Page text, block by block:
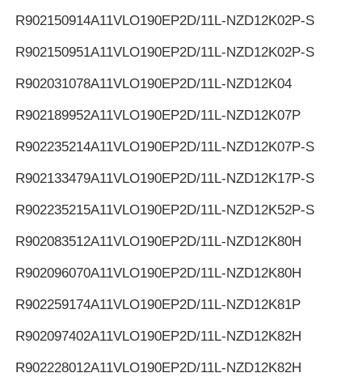
R902150914A11VLO190EP2D/11L-NZD12K02P-S
R902150951A11VLO190EP2D/11L-NZD12K02P-S
R902031078A11VLO190EP2D/11L-NZD12K04
R902189952A11VLO190EP2D/11L-NZD12K07P
R902235214A11VLO190EP2D/11L-NZD12K07P-S
R902133479A11VLO190EP2D/11L-NZD12K17P-S
R902235215A11VLO190EP2D/11L-NZD12K52P-S
R902083512A11VLO190EP2D/11L-NZD12K80H
R902096070A11VLO190EP2D/11L-NZD12K80H
R902259174A11VLO190EP2D/11L-NZD12K81P
R902097402A11VLO190EP2D/11L-NZD12K82H
R902228012A11VLO190EP2D/11L-NZD12K82H